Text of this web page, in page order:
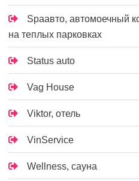
Spaавто, автомоечный
на теплых парковках
Status auto
Vag House
Viktor, отель
VinService
Wellness, сауна